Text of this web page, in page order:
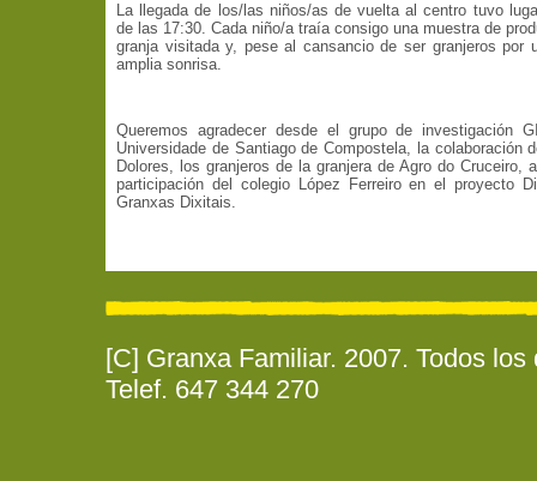
La llegada de los/las niños/as de vuelta al centro tuvo
de las 17:30. Cada niño/a traía consigo una muestra de
granja visitada y, pese al cansancio de ser granjeros por
amplia sonrisa.
Queremos agradecer desde el grupo de investigación
Universidade de Santiago de Compostela, la colaboración
Dolores, los granjeros de la granjera de Agro do Cruceiro,
participación del colegio López Ferreiro en el proyecto
Granxas Dixitais.
[C] Granxa Familiar. 2007. Todos
Telef. 647 344 270